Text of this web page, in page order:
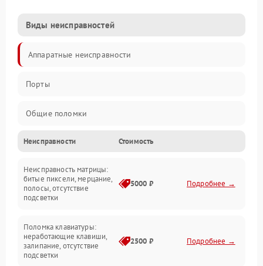
Виды неисправностей
Аппаратные неисправности
Порты
Общие поломки
Устройства
Программные ошибки
Электрические и системные сбои
Интерфейсные проблемы
Батарея
Неисправности Стоимость
Неисправность матрицы:
битые пиксели, мерцание,
полосы, отсутствие
подсветки
5000 ₽ Подробнее →
Поломка клавиатуры:
неработающие клавиши,
залипание, отсутствие
подсветки
2500 ₽ Подробнее →